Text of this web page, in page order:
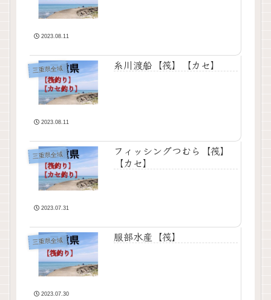
2023.08.11
三重県全域 糸川渡船【筏】【カセ】
2023.08.11
三重県全域
フィッシングつむら【筏】
【カセ】
2023.07.31
三重県全域 服部水産【筏】
2023.07.30